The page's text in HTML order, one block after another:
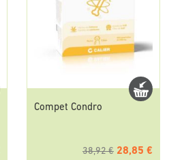
Compet Condro
38,92 € 28,85 €